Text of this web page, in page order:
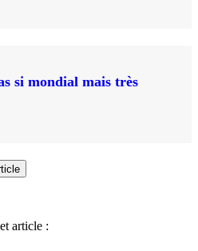
si mondial mais très
article :